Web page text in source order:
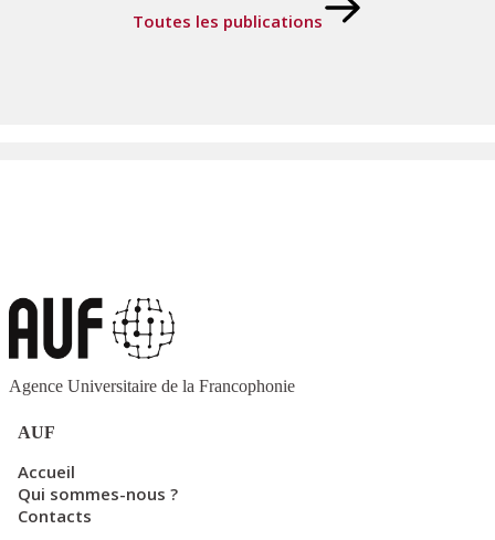
Toutes les publications
Agence Universitaire de la Francophonie
AUF
Accueil
Qui sommes-nous ?
Contacts